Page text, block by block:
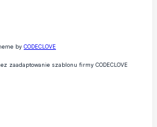
by CODECLOVE
zaadaptowanie szablonu firmy CODECLOVE